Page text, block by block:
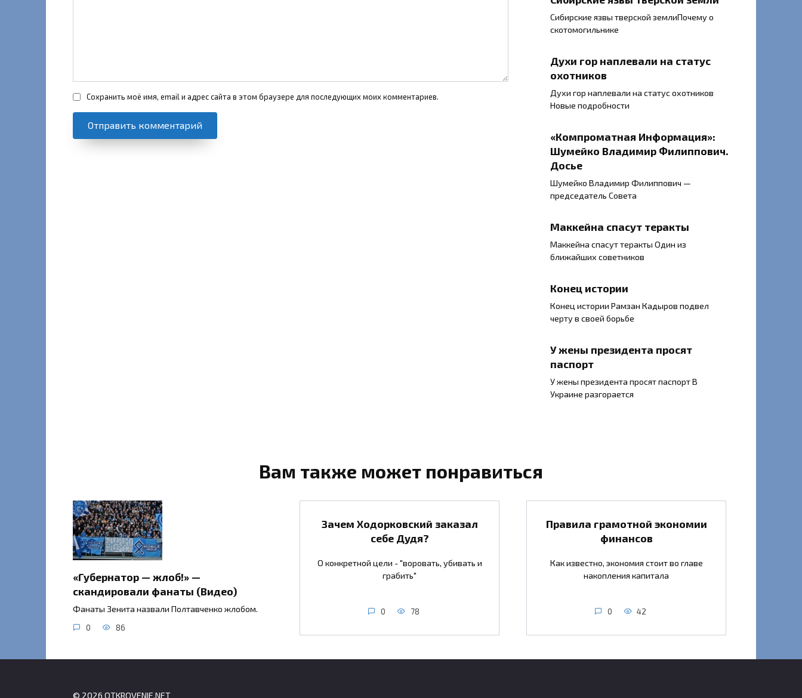
Сохранить моё имя, email и адрес сайта в этом браузере для последующих моих комментариев.
Сибирские язвы тверской землиПочему о
скотомогильнике
Духи гор наплевали на статус
охотников
Духи гор наплевали на статус охотников
Новые подробности
«Компроматная Информация»:
Шумейко Владимир Филиппович.
Досье
Шумейко Владимир Филиппович —
председатель Совета
Маккейна спасут теракты
Маккейна спасут теракты Один из
ближайших советников
Конец истории
Конец истории Рамзан Кадыров подвел
черту в своей борьбе
У жены президента просят
паспорт
У жены президента просят паспорт В
Украине разгорается
Вам также может понравиться
«Губернатор — жлоб!» —
скандировали фанаты (Видео)
Фанаты Зенита назвали Полтавченко жлобом.
0 86
Зачем Ходорковский заказал
себе Дудя?
О конкретной цели - "воровать, убивать и
грабить"
0 78
Правила грамотной экономии
финансов
Как известно, экономия стоит во главе
накопления капитала
0 42
© 2026 OTKROVENIE.NET